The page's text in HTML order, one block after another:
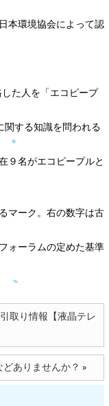
境協会によって認
を「エコピープ
知識を問われる
がエコピープルと
ク。右の数字は古
ラムの定めた基準
り情報【液晶テレ
ありませんか？ »